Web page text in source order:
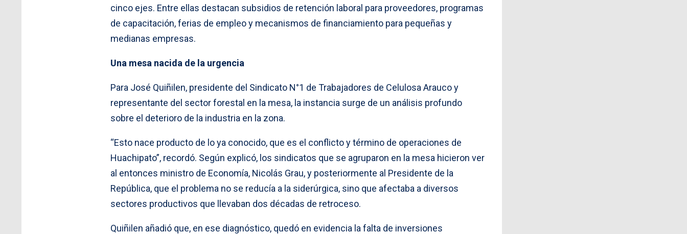
cinco ejes. Entre ellas destacan subsidios de retención laboral para proveedores, programas
de capacitación, ferias de empleo y mecanismos de financiamiento para pequeñas y
medianas empresas.
Una mesa nacida de la urgencia
Para José Quiñilen, presidente del Sindicato N°1 de Trabajadores de Celulosa Arauco y
representante del sector forestal en la mesa, la instancia surge de un análisis profundo
sobre el deterioro de la industria en la zona.
“Esto nace producto de lo ya conocido, que es el conflicto y término de operaciones de
Huachipato”, recordó. Según explicó, los sindicatos que se agruparon en la mesa hicieron ver
al entonces ministro de Economía, Nicolás Grau, y posteriormente al Presidente de la
República, que el problema no se reducía a la siderúrgica, sino que afectaba a diversos
sectores productivos que llevaban dos décadas de retroceso.
Quiñilen añadió que, en ese diagnóstico, quedó en evidencia la falta de inversiones